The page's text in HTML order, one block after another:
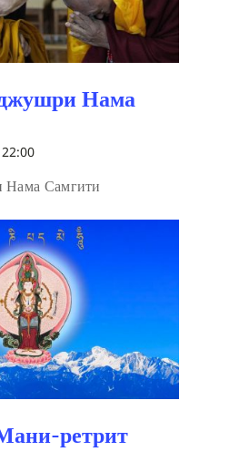
Нама
22:00
Самгити
ретрит